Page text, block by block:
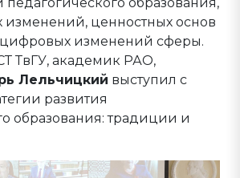
изменений, ценностных основ
изменений сферы.
ТвГУ, академик РАО,
Лельчицкий выступил с
развития
образования: традиции и